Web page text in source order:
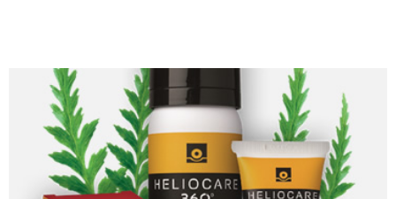
Nega kože oko očiju